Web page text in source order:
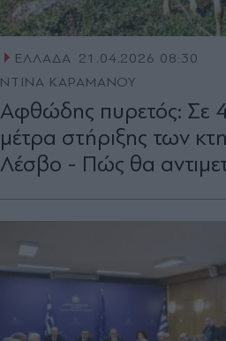
ΕΛΛΑΔΑ
21.04.2026 08:30
ΝΤΙΝΑ ΚΑΡΑΜΑΝΟΥ
Αφθώδης πυρετός: Σε
μέτρα στήριξης των
Λέσβο - Πώς θα